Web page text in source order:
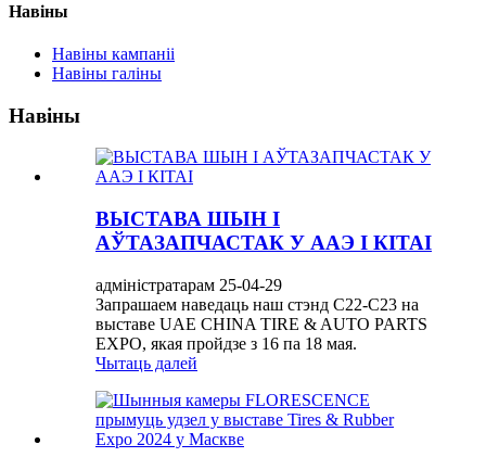
Навіны
Навіны кампаніі
Навіны галіны
Навіны
ВЫСТАВА ШЫН І
АЎТАЗАПЧАСТАК У ААЭ І КІТАІ
адміністратарам 25-04-29
Запрашаем наведаць наш стэнд C22-C23 на
выставе UAE CHINA TIRE & AUTO PARTS
EXPO, якая пройдзе з 16 па 18 мая.
Чытаць далей